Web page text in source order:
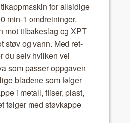
for all­sidi­ge
min-1 omdreininger.
mot tilbakeslag og XPT
støv og vann. Med ret­
du selv hvilken vei
som pass­er opp­gaven
bladene som føl­ger
i met­all, flis­er, plast,
føl­ger med støvkappe